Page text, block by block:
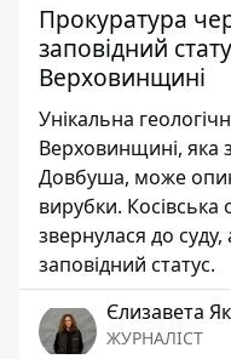
Прокуратура
заповідний
Верховинщині
Унікальна
Верховинщині, яка
Довбуша, може
вирубки.
звернулася до
заповідний статус.
Єлизавета
ЖУРНАЛІСТ